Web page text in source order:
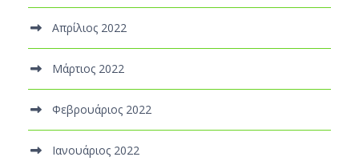
Απρίλιος 2022
Μάρτιος 2022
Φεβρουάριος 2022
Ιανουάριος 2022